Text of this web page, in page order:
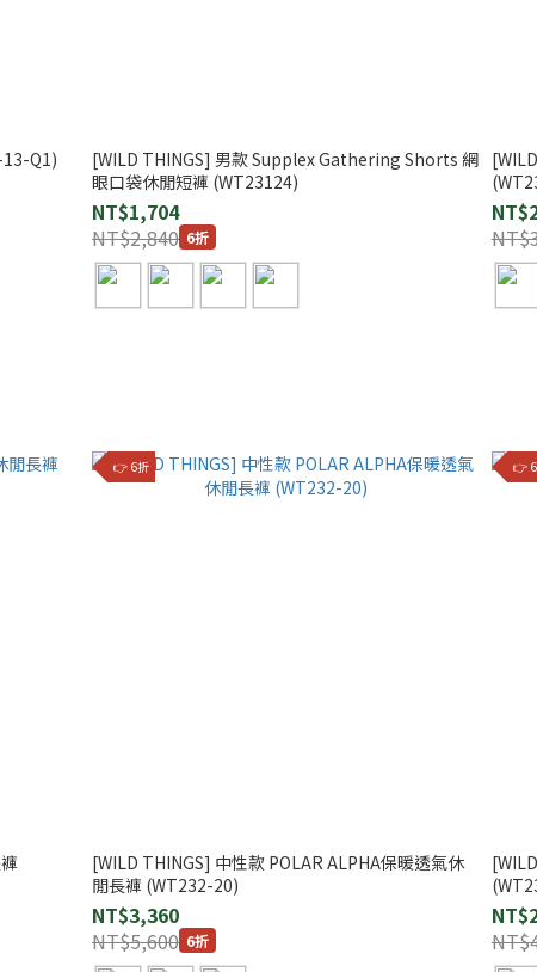
Q1)
[WILD THINGS] 男款 Supplex Gathering Shorts 網
眼口袋休閒短褲 (WT23124)
NT$1,704
NT$2,840 6折
👉 6折
[WILD THINGS] 中性款 POLAR ALPHA保暖透氣休
閒長褲 (WT232-20)
NT$3,360
NT$5,600 6折
👉